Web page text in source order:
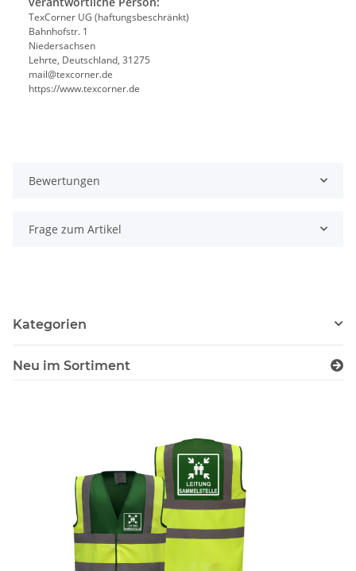
TexCorner UG (haftungsbeschränkt)
Bahnhofstr. 1
Niedersachsen
Lehrte, Deutschland, 31275
mail@texcorner.de
https://www.texcorner.de
Bewertungen
Frage zum Artikel
Kategorien
Neu im Sortiment